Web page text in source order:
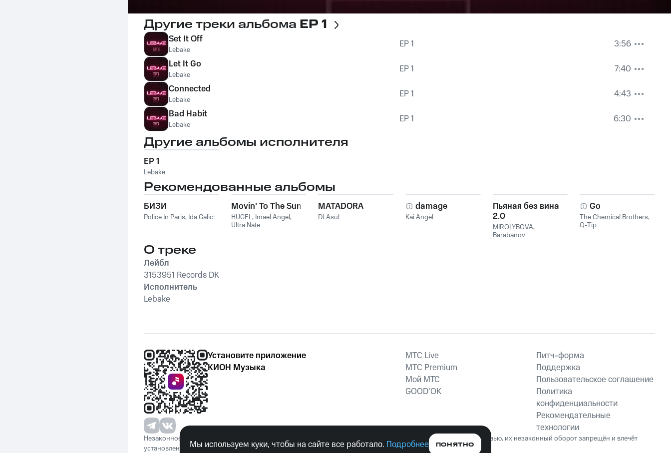
Другие треки альбома EP 1
Set It Off
Lebake EP 1
3:56
Let It Go
Lebake EP 1
7:40
Connected
Lebake EP 1
4:43
Bad Habit
Lebake EP 1 6:30
Другие альбомы исполнителя
EP 1
Lebake
Рекомендованные альбомы
БИЗИ
Police In Paris, Ida Galich
Movin' To The Sun
HUGEL, Imael Angel,
Ultra Nate
MATADORA
DJ Asul
damage
Kai Angel
Пьяная без вина
2.0
MIROLYBOVA,
Barabanov
Go
The Chemical Brothers,
Q-Tip
О треке
Лейбл
3153951 Records DK
Исполнитель
Lebake
Установите приложение
КИОН Музыка
MTС Live
MTС Premium
Мой МТС
GOOD’OK
Питч-форма
Поддержка
Пользовательское соглашение
Политика
конфиденциальности
Рекомендательные
технологии
Незаконное потребление наркотических средств, психотропных веществ, их аналогов причиняет вред здоровью, их незаконный оборот запрещён и влечёт
установленную законодательством ответственность.
Мы используем куки, чтобы на сайте все работало. Подробнее ПОНЯТНО